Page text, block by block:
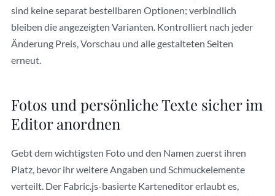
sind keine separat bestellbaren Optionen; verbindlich
bleiben die angezeigten Varianten. Kontrolliert nach jeder
Änderung Preis, Vorschau und alle gestalteten Seiten
erneut.
Fotos und persönliche Texte sicher im
Editor anordnen
Gebt dem wichtigsten Foto und den Namen zuerst ihren
Platz, bevor ihr weitere Angaben und Schmuckelemente
verteilt. Der Fabric.js-basierte Karteneditor erlaubt es,